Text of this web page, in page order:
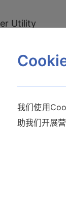
Utility
区别
常 DPI设置
对 CVS输出
我们使用
助我们开展